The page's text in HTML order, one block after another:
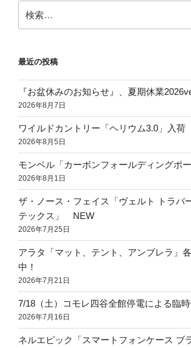
ン
索:
最近の投稿
『お盆休みのお知らせ』、夏期休業
2026年8月7日
ワイルドカントリー「ヘリウム3.0」入荷
2026年8月5日
モンベル「カーボンフォールディングポ
2026年8月1日
ザ・ノース・フェイス「ヴェルト トラバ
テックス」 NEW
2026年7月25日
アラタ「マット、テント、アンブレラ」
中！
2026年7月21日
7/18（土）コモレ四谷全館停電による臨
2026年7月16日
ネルエピック「スマートフォンケース ブ